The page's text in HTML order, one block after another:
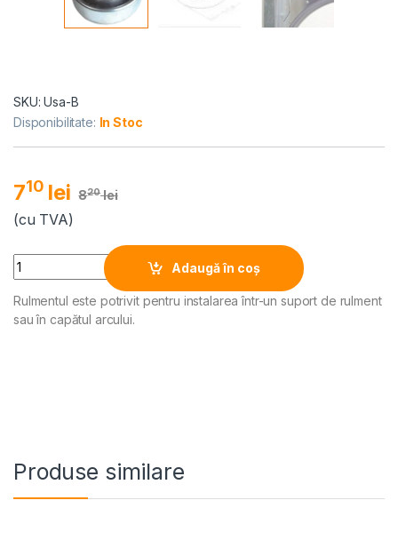
SKU: Usa-B
Disponibilitate: In Stoc
710 lei 820 lei
(cu TVA)
Quantity
Adaugă în coș
Rulmentul este potrivit pentru instalarea într-un suport de rulment
sau în capătul arcului.
Produse similare